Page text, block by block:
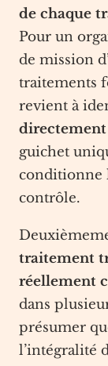
de chaque
Pour un
de mission
traitements
revient à
guichet
conditionne
contrôle.
traitement
réellement
dans
présumer
l’intégralité